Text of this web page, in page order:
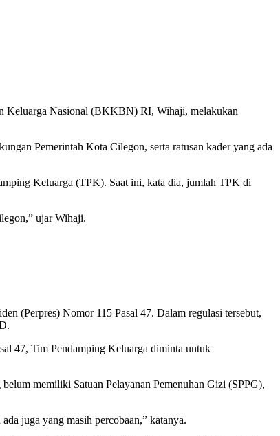
Keluarga Nasional (BKKBN) RI, Wihaji, melakukan
Pemerintah Kota Cilegon, serta ratusan kader yang ada
Keluarga (TPK). Saat ini, kata dia, jumlah TPK di
ujar Wihaji.
(Perpres) Nomor 115 Pasal 47. Dalam regulasi tersebut,
47, Tim Pendamping Keluarga diminta untuk
memiliki Satuan Pelayanan Pemenuhan Gizi (SPPG),
juga yang masih percobaan,” katanya.